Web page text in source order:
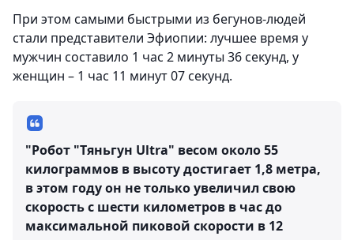
При этом самыми быстрыми из бегунов-людей
стали представители Эфиопии: лучшее время у
мужчин составило 1 час 2 минуты 36 секунд, у
женщин – 1 час 11 минут 07 секунд.
"Робот "Тяньгун Ultra" весом около 55
килограммов в высоту достигает 1,8 метра,
в этом году он не только увеличил свою
скорость с шести километров в час до
максимальной пиковой скорости в 12